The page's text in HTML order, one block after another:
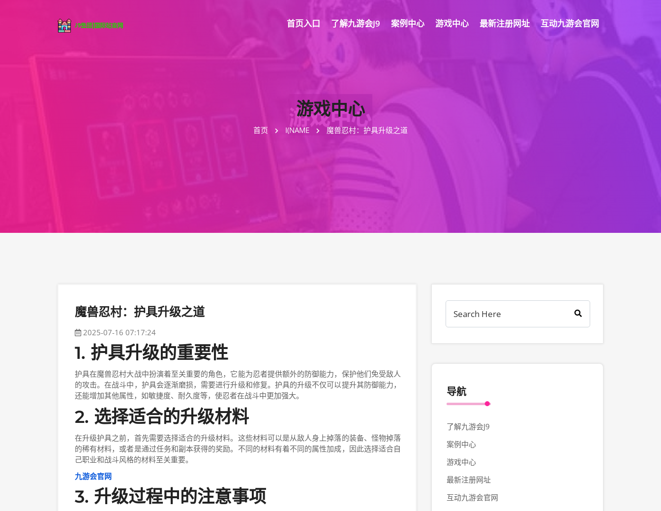
首页入口 了解九游会J9 案例中心 游戏中心 最新注册网址 互动九游会官网
游戏中心
首页 I(NAME 魔兽忍村：护具升级之道
魔兽忍村：护具升级之道
2025-07-16 07:17:24
1. 护具升级的重要性
护具在魔兽忍村大战中扮演着至关重要的角色，它能为忍者提供额外的防御能力，保护他们免受敌人
的攻击。在战斗中，护具会逐渐磨损，需要进行升级和修复。护具的升级不仅可以提升其防御能力，
还能增加其他属性，如敏捷度、耐久度等，使忍者在战斗中更加强大。
2. 选择适合的升级材料
在升级护具之前，首先需要选择适合的升级材料。这些材料可以是从敌人身上掉落的装备、怪物掉落
的稀有材料，或者是通过任务和副本获得的奖励。不同的材料有着不同的属性加成，因此选择适合自
己职业和战斗风格的材料至关重要。
九游会官网
3. 升级过程中的注意事项
导航
了解九游会J9
案例中心
游戏中心
最新注册网址
互动九游会官网